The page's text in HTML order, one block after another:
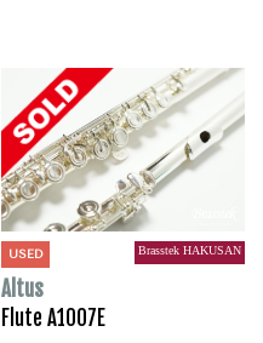
USED Brasstek HAKUSAN
Altus
Flute A1007E